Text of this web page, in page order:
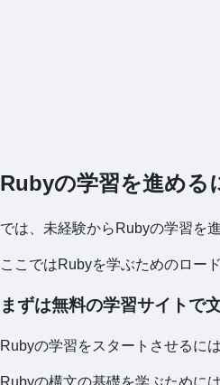
Rubyの学習を進める
では、未経験からRubyの学習を
ここではRubyを学ぶためのロー
まずは無料の学習サイトで
Rubyの学習をスタートさせるに
Rubyの構文の基礎を学ぶために